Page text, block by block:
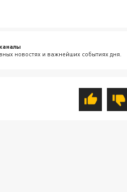
новостях и важнейших событиях дня.